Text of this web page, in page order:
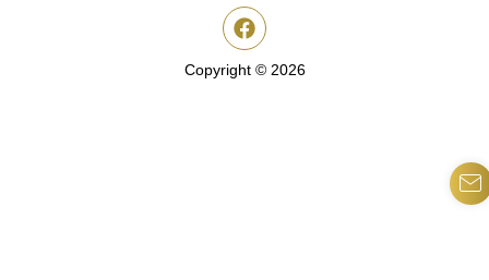
Copyright © 2026